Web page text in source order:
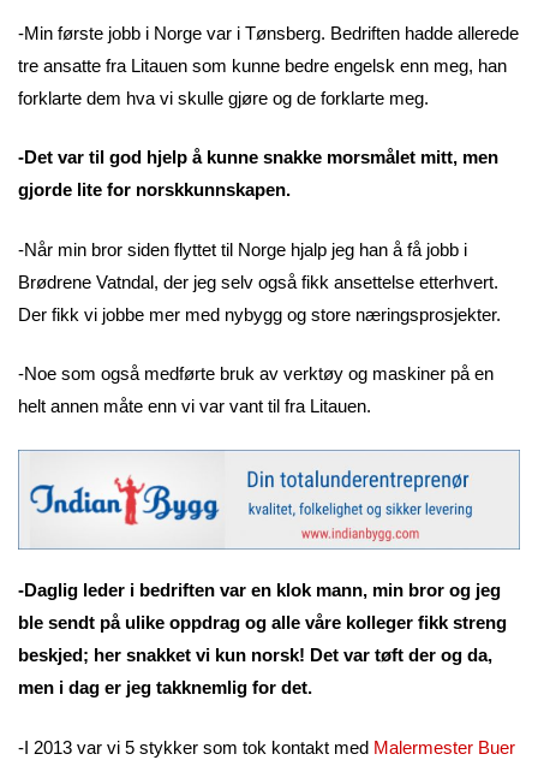
-Min første jobb i Norge var i Tønsberg. Bedriften hadde allerede
tre ansatte fra Litauen som kunne bedre engelsk enn meg, han
forklarte dem hva vi skulle gjøre og de forklarte meg.
-Det var til god hjelp å kunne snakke morsmålet mitt, men
gjorde lite for norskkunnskapen.
-Når min bror siden flyttet til Norge hjalp jeg han å få jobb i
Brødrene Vatndal, der jeg selv også fikk ansettelse etterhvert.
Der fikk vi jobbe mer med nybygg og store næringsprosjekter.
-Noe som også medførte bruk av verktøy og maskiner på en
helt annen måte enn vi var vant til fra Litauen.
-Daglig leder i bedriften var en klok mann, min bror og jeg
ble sendt på ulike oppdrag og alle våre kolleger fikk streng
beskjed; her snakket vi kun norsk! Det var tøft der og da,
men i dag er jeg takknemlig for det.
-I 2013 var vi 5 stykker som tok kontakt med Malermester Buer